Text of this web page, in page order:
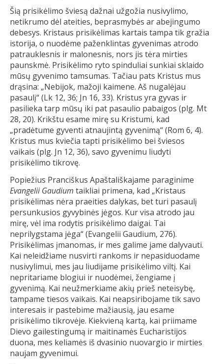
Šią prisikėlimo šviesą dažnai užgožia nusivylimo,
netikrumo dėl ateities, beprasmybės ar abejingumo
debesys. Kristaus prisikėlimas kartais tampa tik gražia
istorija, o nuodėme paženklintas gyvenimas atrodo
patrauklesnis ir malonesnis, nors jis tėra mirties
paunskmė. Prisikėlimo ryto spinduliai sunkiai sklaido
mūsų gyvenimo tamsumas. Tačiau pats Kristus mus
drąsina: „Nebijok, mažoji kaimene. Aš nugalėjau
pasaulį“ (Lk 12, 36; Jn 16, 33). Kristus yra gyvas ir
pasilieka tarp mūsų iki pat pasaulio pabaigos (plg. Mt
28, 20). Krikštu esame mirę su Kristumi, kad
„pradėtume gyventi atnaujintą gyvenimą“ (Rom 6, 4).
Kristus mus kviečia tapti prisikėlimo bei šviesos
vaikais (plg. Jn 12, 36), savo gyvenimu liudyti
prisikėlimo tikrovę.
Popiežius Pranciškus Apaštališkajame paraginime
Evangelii Gaudium taikliai primena, kad „Kristaus
prisikėlimas nėra praeities dalykas, bet turi pasaulį
persunkusios gyvybinės jėgos. Kur visa atrodo jau
mirę, vėl ima rodytis prisikėlimo daigai. Tai
neprilygstama jėga“ (Evangelii Gaudium, 276).
Prisikėlimas įmanomas, ir mes galime jame dalyvauti.
Kai neleidžiame nusvirti rankoms ir nepasiduodame
nusivylimui, mes jau liudijame prisikėlimo viltį. Kai
nepritariame blogiui ir nuodėmei, žengiame į
gyvenimą. Kai neužmerkiame akių prieš neteisybę,
tampame tiesos vaikais. Kai neapsiribojame tik savo
interesais ir pastebime mažiausią, jau esame
prisikėlimo tikrovėje. Kiekvieną kartą, kai priimame
Dievo gailestingumą ir maitinamės Eucharistijos
duona, mes keliamės iš dvasinio nuovargio ir mirties
naujam gyvenimui.